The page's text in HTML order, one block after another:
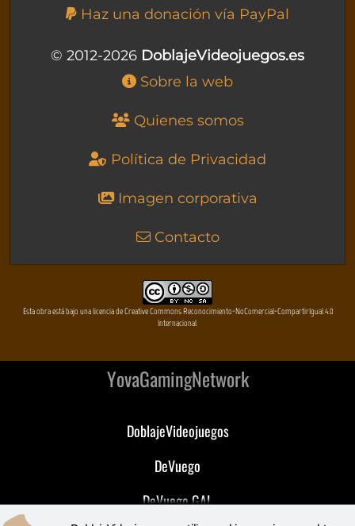
Haz una donación vía PayPal
© 2012-2026 DoblajeVideojuegos.es
Sobre la web
Quienes somos
Política de Privacidad
Imagen corporativa
Contacto
Esta obra está bajo una licencia de Creative Commons Reconocimiento-NoComercial-CompartirIgual 4.0
Internacional
YovaGamingNetwork
DoblajeVideojuegos
DeVuego
DeVuego GAL